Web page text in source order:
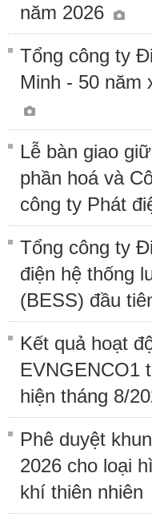
năm 2026
Tổng công ty
Minh - 50 năm
Lễ bàn giao
phần hoá và
công ty Phát
Tổng công ty
điện hệ thống
(BESS) đầu
Kết quả hoạt
EVNGENCO1
hiện tháng 8/
Phê duyệt
2026 cho loại
khí thiên nhiên